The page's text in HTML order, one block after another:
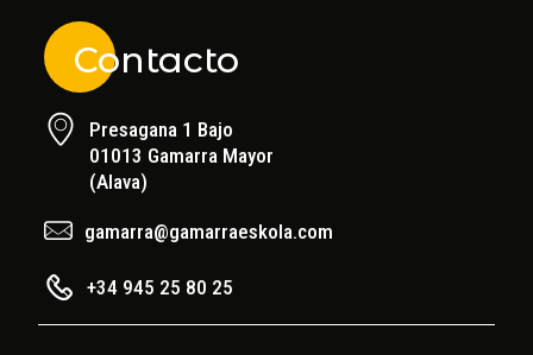
Contacto
Presagana 1 Bajo
01013 Gamarra Mayor
(Alava)
gamarra@gamarraeskola.com
+34 945 25 80 25